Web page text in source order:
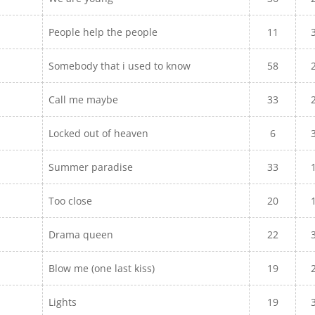
People help the people 11
Somebody that i used to know 58
Call me maybe 33
Locked out of heaven 6
Summer paradise 33
Too close 20
Drama queen 22
Blow me (one last kiss) 19
Lights 19